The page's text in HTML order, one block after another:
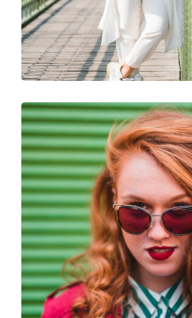
Greutate:
Pernițe reglabile pentru nas:
Accesorii
Suport:
Lavetă pentru curățat:
Altele
Sex:
Categorie:
Brand:
Utilizare:
Cod: